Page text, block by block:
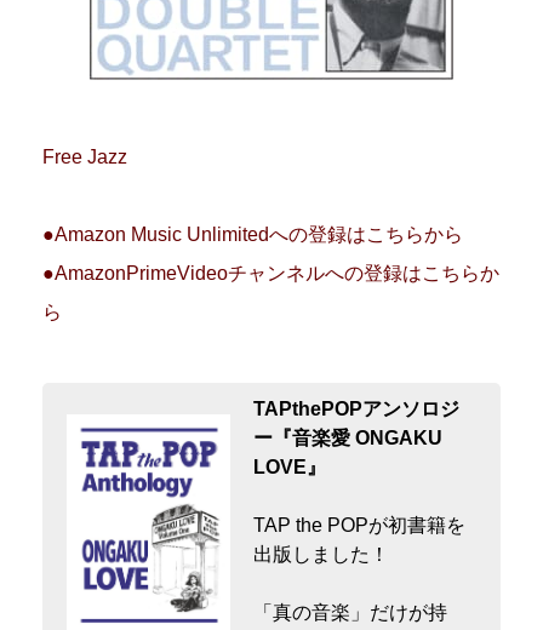
Free Jazz
●Amazon Music Unlimitedへの登録はこちらから
●AmazonPrimeVideoチャンネルへの登録はこちらか
ら
TAPthePOPアンソロジ
ー『音楽愛 ONGAKU
LOVE』
TAP the POPが初書籍を
出版しました！
「真の音楽」だけが持